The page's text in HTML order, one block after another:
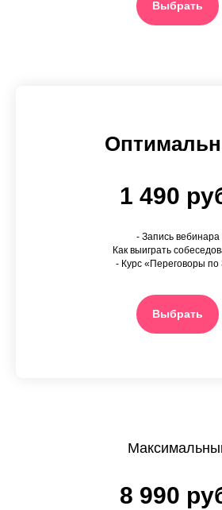
Выбрать
1 490
- Запись вебинара
Как выиграть
- Курс «Переговоры
Выбрать
8 990